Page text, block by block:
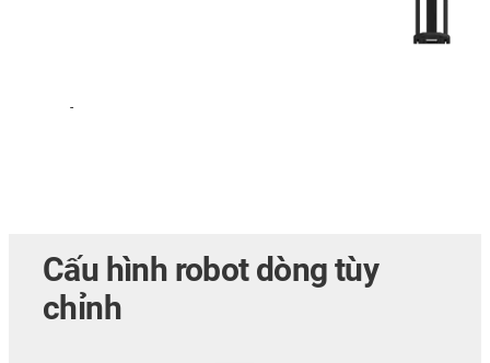
-
Cấu hình robot dòng tùy
chỉnh